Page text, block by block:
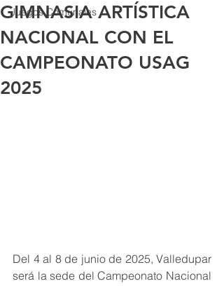
Juegos Comunales
GIMNASIA ARTÍSTICA
NACIONAL CON EL
CAMPEONATO USAG
2025
Del 4 al 8 de junio de 2025, Valledupar
será la sede del Campeonato Nacional